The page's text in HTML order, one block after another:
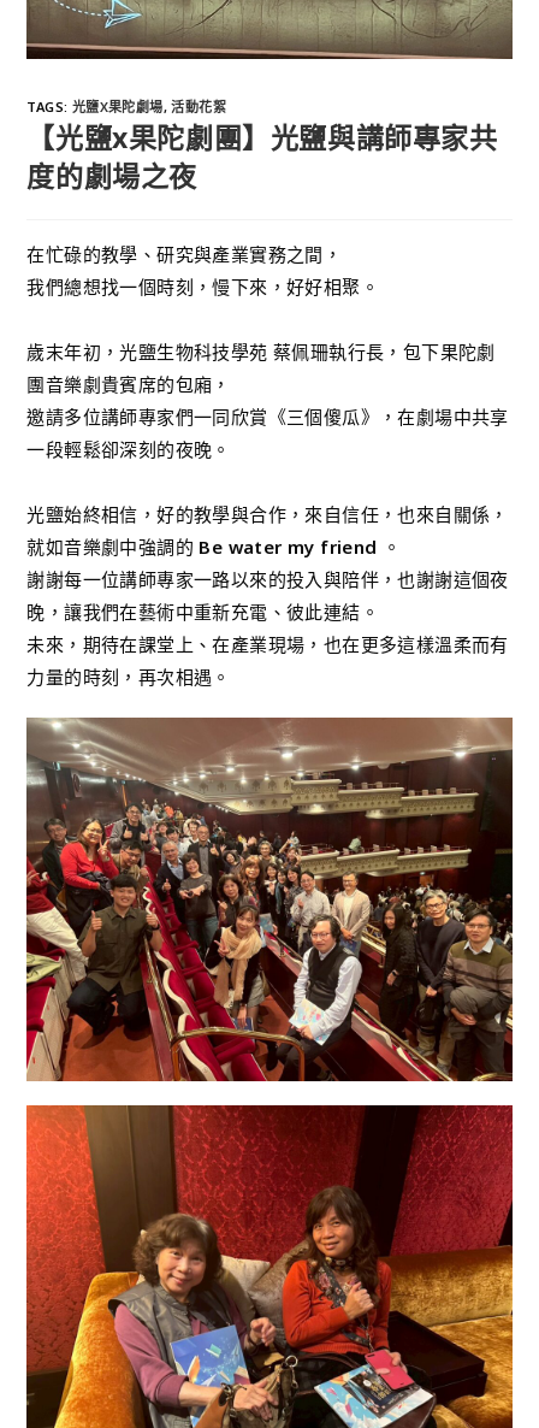
TAGS: 光鹽X果陀劇場, 活動花絮
【光鹽x果陀劇團】光鹽與講師專家共
度的劇場之夜
在忙碌的教學、研究與產業實務之間，
我們總想找一個時刻，慢下來，好好相聚。
歲末年初，光鹽生物科技學苑 蔡佩珊執行長，包下果陀劇
團音樂劇貴賓席的包廂，
邀請多位講師專家們一同欣賞《三個傻瓜》，在劇場中共享
一段輕鬆卻深刻的夜晚。
光鹽始終相信，好的教學與合作，來自信任，也來自關係，
就如音樂劇中強調的 Be water my friend 。
謝謝每一位講師專家一路以來的投入與陪伴，也謝謝這個夜
晚，讓我們在藝術中重新充電、彼此連結。
未來，期待在課堂上、在產業現場，也在更多這樣溫柔而有
力量的時刻，再次相遇。